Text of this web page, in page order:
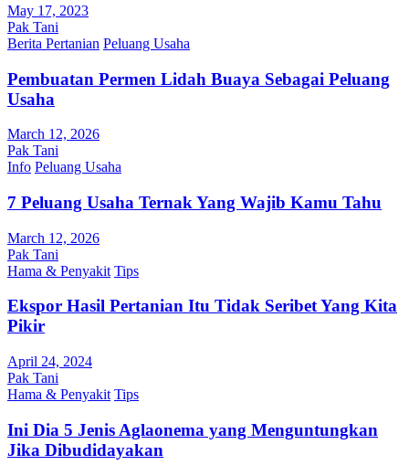
May 17, 2023
Pak Tani
Berita Pertanian Peluang Usaha
Pembuatan Permen Lidah Buaya Sebagai Peluang
Usaha
March 12, 2026
Pak Tani
Info Peluang Usaha
7 Peluang Usaha Ternak Yang Wajib Kamu Tahu
March 12, 2026
Pak Tani
Hama & Penyakit Tips
Ekspor Hasil Pertanian Itu Tidak Seribet Yang Kita
Pikir
April 24, 2024
Pak Tani
Hama & Penyakit Tips
Ini Dia 5 Jenis Aglaonema yang Menguntungkan
Jika Dibudidayakan